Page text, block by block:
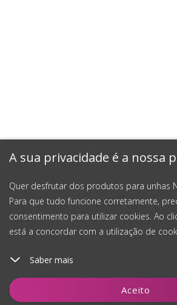
A sua privacidade é a nossa
Quer desfrutar dos produtos para unhas
Para que tudo funcione corretamente,
consentimento para utilizar cookies. Ao
está a concordar com a utilização de
Saber mais
Aceito